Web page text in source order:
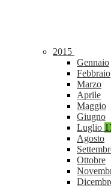
2015
Gennaio
Febbraio
Marzo
Aprile
Maggio
Giugno
Luglio
Agosto
Ottobre